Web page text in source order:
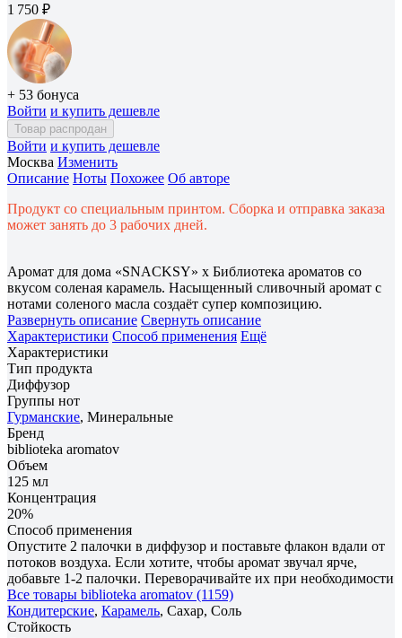
1 750 ₽
+ 53 бонуса
Войти и купить дешевле
Товар распродан
Войти и купить дешевле
Москва Изменить
Описание Ноты Похожее Об авторе
Продукт со специальным принтом. Сборка и отправка заказа
может занять до 3 рабочих дней.
Аромат для дома «SNACKSY» x Библиотека ароматов со
вкусом соленая карамель. Насыщенный сливочный аромат с
нотами соленого масла создаёт супер композицию.
Развернуть описание Свернуть описание
Характеристики Способ применения Ещё
Характеристики
Тип продукта
Диффузор
Группы нот
Гурманские, Минеральные
Бренд
biblioteka aromatov
Объем
125 мл
Концентрация
20%
Способ применения
Опустите 2 палочки в диффузор и поставьте флакон вдали от
потоков воздуха. Если хотите, чтобы аромат звучал ярче,
добавьте 1-2 палочки. Переворачивайте их при необходимости
Все товары biblioteka aromatov (1159)
Кондитерские, Карамель, Сахар, Соль
Стойкость